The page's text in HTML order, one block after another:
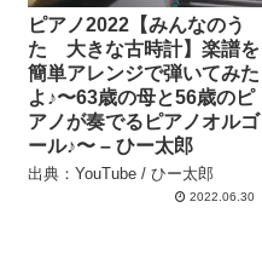
ピアノ2022【みんなのう
た 大きな古時計】楽譜を
簡単アレンジで弾いてみた
よ♪〜63歳の母と56歳のピ
アノが奏でるピアノオルゴ
ール♪〜 – ひー太郎
出典：YouTube / ひー太郎
2022.06.30